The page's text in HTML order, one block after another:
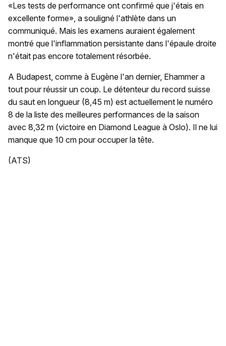
«Les tests de performance ont confirmé que j'étais en
excellente forme», a souligné l'athlète dans un
communiqué. Mais les examens auraient également
montré que l'inflammation persistante dans l'épaule droite
n'était pas encore totalement résorbée.
A Budapest, comme à Eugène l'an dernier, Ehammer a
tout pour réussir un coup. Le détenteur du record suisse
du saut en longueur (8,45 m) est actuellement le numéro
8 de la liste des meilleures performances de la saison
avec 8,32 m (victoire en Diamond League à Oslo). Il ne lui
manque que 10 cm pour occuper la tête.
(ATS)